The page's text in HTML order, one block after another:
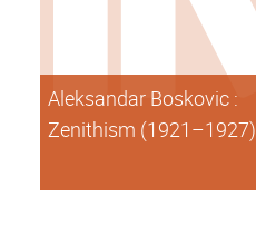
Aleksandar Boskovic :
Zenithism (1921–1927)